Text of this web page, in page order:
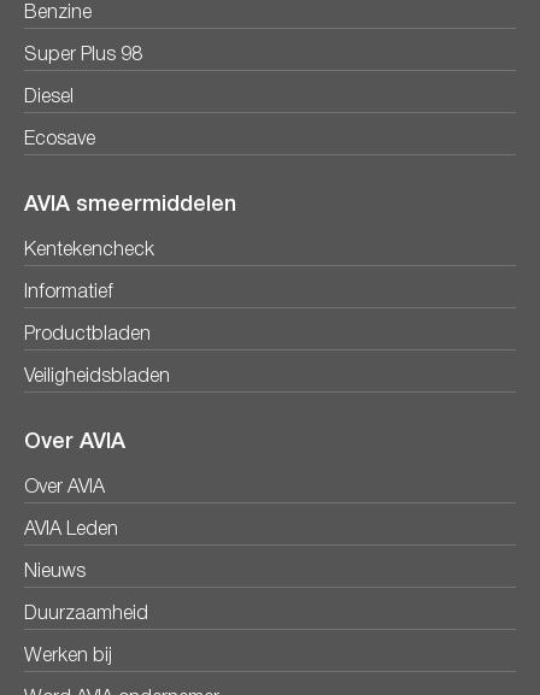
Benzine
Super Plus 98
Diesel
Ecosave
AVIA smeermiddelen
Kentekencheck
Informatief
Productbladen
Veiligheidsbladen
Over AVIA
Over AVIA
AVIA Leden
Nieuws
Duurzaamheid
Werken bij